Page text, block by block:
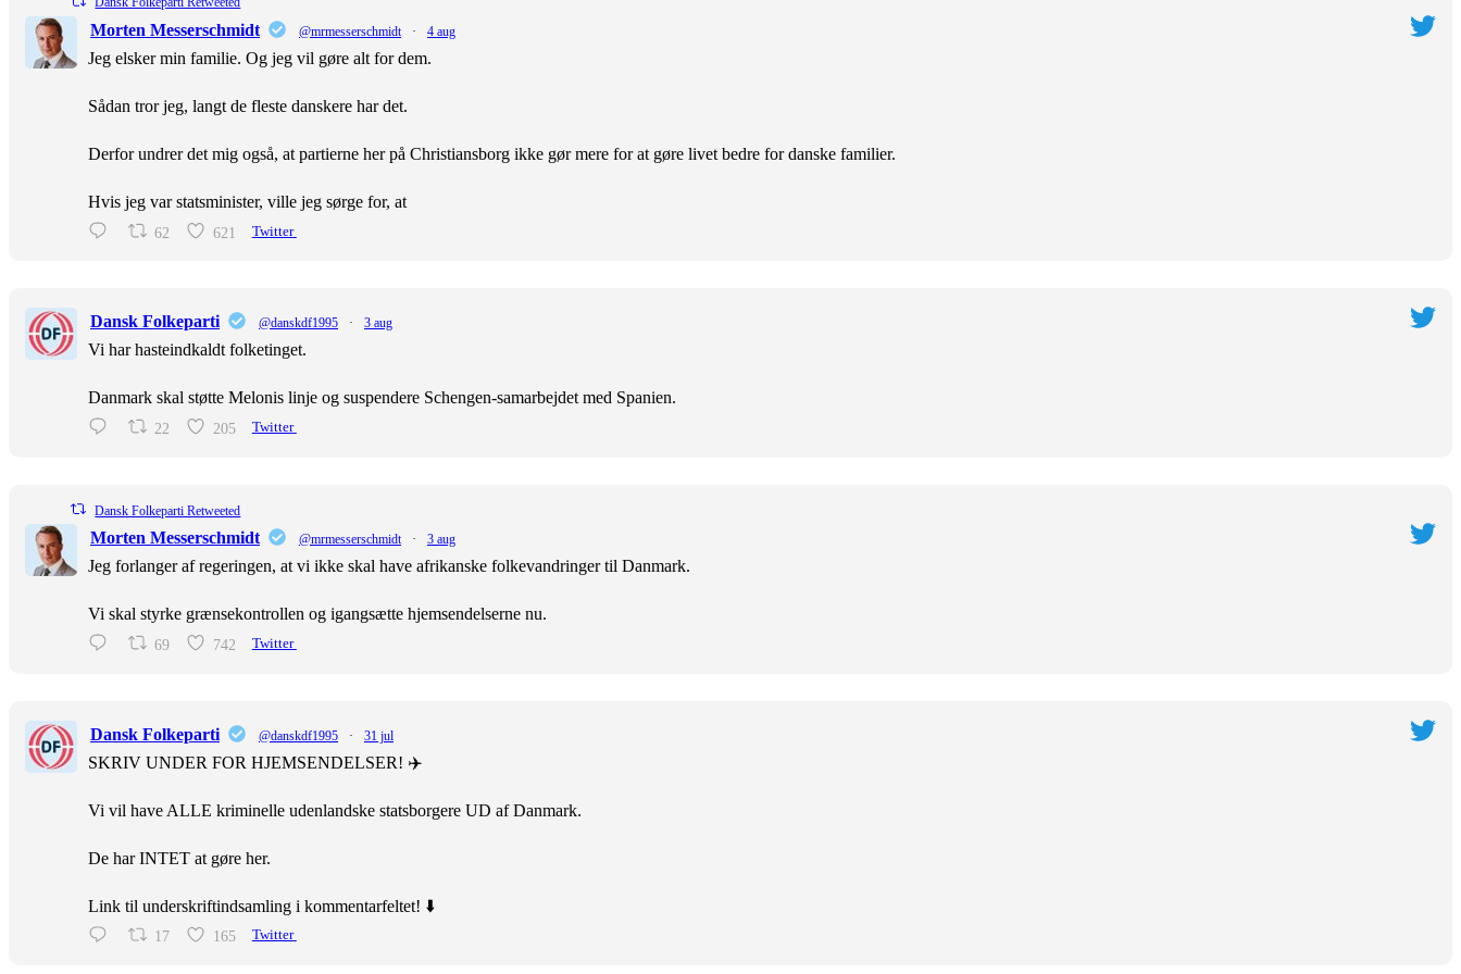
Morten Messerschmidt @mrmesserschmidt · 4 aug
Jeg elsker min familie. Og jeg vil gøre alt for dem.
Sådan tror jeg, langt de fleste danskere har det.
Derfor undrer det mig også, at partierne her på Christiansborg ikke gør mere for at gøre livet bedre for danske familier.
Hvis jeg var statsminister, ville jeg sørge for, at
62 621 Twitter
Dansk Folkeparti @danskdf1995 · 3 aug
Vi har hasteindkaldt folketinget.
Danmark skal støtte Melonis linje og suspendere Schengen-samarbejdet med Spanien.
22 205 Twitter
Dansk Folkeparti Retweeted
Morten Messerschmidt @mrmesserschmidt · 3 aug
Jeg forlanger af regeringen, at vi ikke skal have afrikanske folkevandringer til Danmark.
Vi skal styrke grænsekontrollen og igangsætte hjemsendelserne nu.
69 742 Twitter
Dansk Folkeparti @danskdf1995 · 31 jul
SKRIV UNDER FOR HJEMSENDELSER! ✈️
Vi vil have ALLE kriminelle udenlandske statsborgere UD af Danmark.
De har INTET at gøre her.
Link til underskriftindsamling i kommentarfeltet! ⬇️
17 165 Twitter